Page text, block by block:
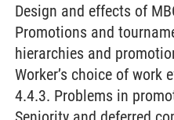
Design and effects of
Promotions and
hierarchies and
Worker’s choice of work
4.4.3. Problems in